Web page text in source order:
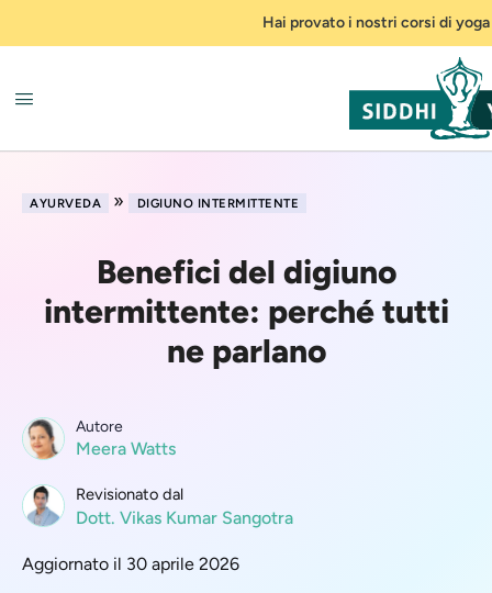
Hai provato i nostri corsi di yoga
AYURVEDA » DIGIUNO INTERMITTENTE
Benefici del digiuno
intermittente: perché tutti
ne parlano
Autore
Meera Watts
Revisionato dal
Dott. Vikas Kumar Sangotra
Aggiornato il 30 aprile 2026